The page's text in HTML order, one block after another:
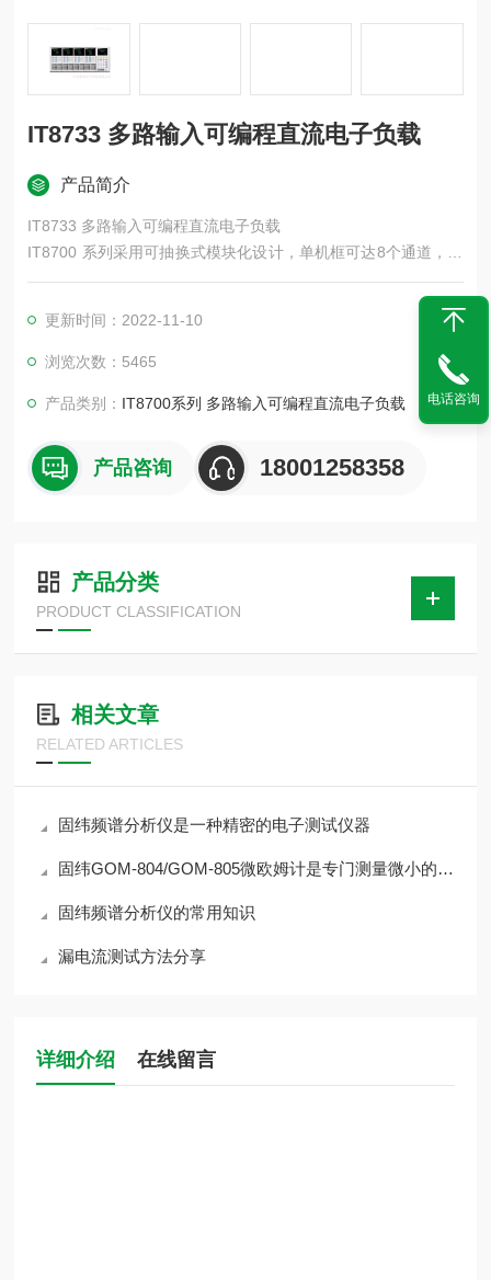
IT8733 多路输入可编程直流电子负载
产品简介
IT8733 多路输入可编程直流电子负载
IT8700 系列采用可抽换式模块化设计，单机框可达8个通道，扩
展机框可达16通道。用户可根据通道数和功率需求在8款负载模
组中自由选配，通过主机框控制面板控制或通过内置LAN/RS23
2/USB/GPIB等接口，由上位机软件进行控制
更新时间：2022-11-10
浏览次数：5465
产品类别： IT8700系列 多路输入可编程直流电子负载
产品咨询 18001258358
产品分类
PRODUCT CLASSIFICATION
相关文章
RELATED ARTICLES
固纬频谱分析仪是一种精密的电子测试仪器
固纬GOM-804/GOM-805微欧姆计是专门测量微小的电阻
固纬频谱分析仪的常用知识
漏电流测试方法分享
详细介绍 在线留言
电话咨询